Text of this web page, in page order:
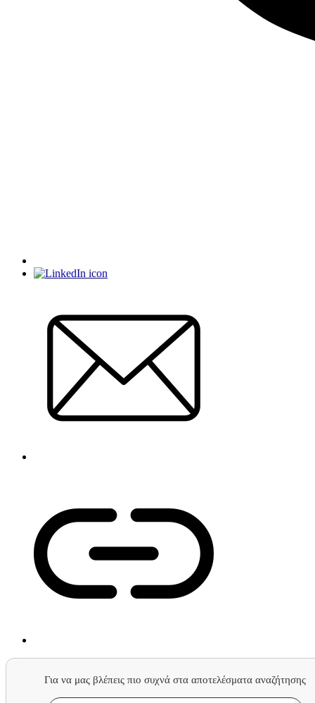
Για να μας βλέπεις πιο συχνά στα αποτελέσματα αναζήτησης